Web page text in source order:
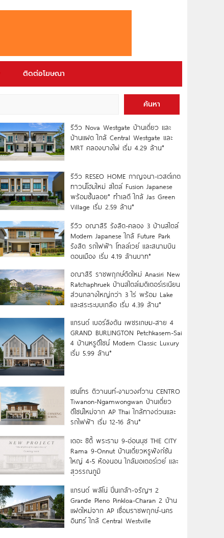
ติดต่อโฆษณา
ค้นหา
รีวิว Nova Westgate บ้านเดี่ยว และ
บ้านแฝด ใกล้ Central Westgate และ
MRT คลองบางไผ่ เริ่ม 4.29 ล้าน*
รีวิว RESEO HOME กาญจนา-เวสต์เกต
ทาวน์โฮมใหม่ สไตล์ Fusion Japanese
พร้อมชั้นลอย* ทำเลดี ใกล้ Jas Green
Village เริ่ม 2.59 ล้าน*
รีวิว อณาสิริ รังสิต-คลอง 3 บ้านสไตล์
Modern Japanese ใกล้ Future Park
รังสิต รถไฟฟ้า โทลล์เวย์ และสนามบิน
ดอนเมือง เริ่ม 4.19 ล้านบาท*
อณาสิริ ราชพฤกษ์ตัดใหม่ Anasiri New
Ratchaphruek บ้านสไตล์เมดิเตอร์เรเนียน
ส่วนกลางใหญ่กว่า 3 ไร่ พร้อม Lake
และสระระบบเกลือ เริ่ม 4.39 ล้าน*
แกรนด์ เบอร์ลิงตัน เพชรเกษม-สาย 4
GRAND BURLINGTON Petchkasem-Sai
4 บ้านหรูดีไซน์ Modern Classic Luxury
เริ่ม 5.99 ล้าน*
เซนโทร ติวานนท์-งามวงศ์วาน CENTRO
Tiwanon-Ngamwongwan บ้านเดี่ยว
ดีไซน์ใหม่จาก AP Thai ใกล้ทางด่วนและ
รถไฟฟ้า เริ่ม 12-16 ล้าน*
เดอะ ซิตี้ พระราม 9-อ่อนนุช THE CITY
Rama 9-Onnut บ้านเดี่ยวหรูฟังก์ชัน
ใหญ่ 4-5 ห้องนอน ใกล้มอเตอร์เวย์ และ
สุวรรณภูมิ
แกรนด์ พลีโน่ ปิ่นเกล้า-จรัญฯ 2
Grande Pleno Pinkloa-Charan 2 บ้าน
แฝดใหม่จาก AP เชื่อมราชพฤกษ์-นคร
อินทร์ ใกล้ Central Westville